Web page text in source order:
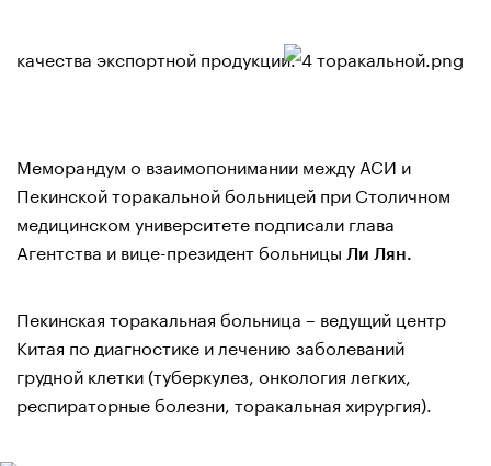
качества экспортной продукции.
Меморандум о взаимопонимании между АСИ и
Пекинской торакальной больницей при Столичном
медицинском университете подписали глава
Агентства и вице-президент больницы Ли Лян.
Пекинская торакальная больница – ведущий центр
Китая по диагностике и лечению заболеваний
грудной клетки (туберкулез, онкология легких,
респираторные болезни, торакальная хирургия).